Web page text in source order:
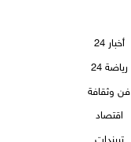
أخبار 24
رياضة 24
فن وثقافة
اقتصاد
تريندات